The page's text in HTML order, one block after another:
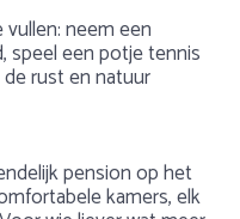
neem een
speel een potje tennis
rust en natuur
pension op het
kamers, elk